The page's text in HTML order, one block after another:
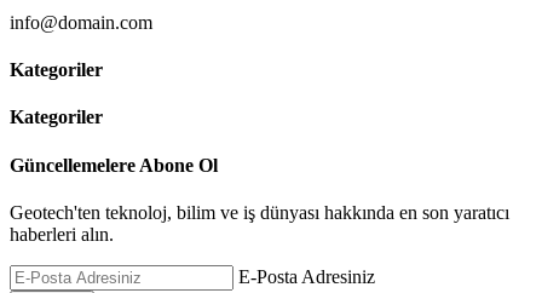
info@domain.com
Kategoriler
Kategoriler
Güncellemelere Abone Ol
Geotech'ten teknoloj, bilim ve iş dünyası hakkında en son yaratıcı
haberleri alın.
E-Posta Adresiniz